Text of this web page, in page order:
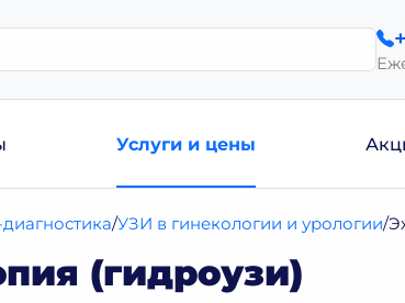
Услуги и цены
УЗИ в гинекологии и урологии
(гидроузи)